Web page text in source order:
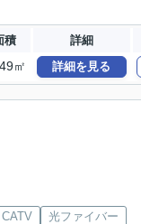
積 詳細
㎡ 詳細を見る
CATV
光ファイバー